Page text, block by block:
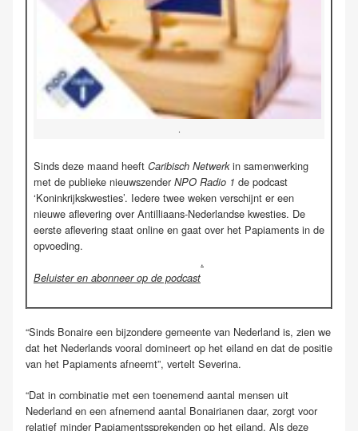
.
Sinds deze maand heeft Caribisch Netwerkin samenwerking
met de publieke nieuwszender NPO Radio 1 de podcast
‘Koninkrijkskwesties’. Iedere twee weken verschijnt er een
nieuwe aflevering over Antilliaans-Nederlandse kwesties. De
eerste aflevering staat online en gaat over het Papiaments in de
opvoeding.
Beluister en abonneer op de podcast
.
“Sinds Bonaire een bijzondere gemeente van Nederland is, zien we
dat het Nederlands vooral domineert op het eiland en dat de positie
van het Papiaments afneemt”, vertelt Severina.
“Dat in combinatie met een toenemend aantal mensen uit
Nederland en een afnemend aantal Bonairianen daar, zorgt voor
relatief minder Papiamentssprekenden op het eiland. Als deze